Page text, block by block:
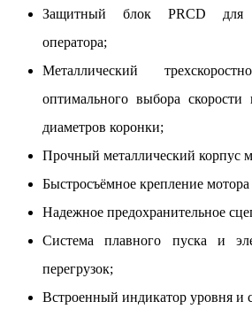
Защитный блок PRCD для
оператора;
Металлический
оптимального выбора
диаметров коронки;
Прочный металлический корпус
Быстросъёмное крепление
Надежное предохранительное
Система плавного пуска и
перегрузок;
Встроенный индикатор уровня и